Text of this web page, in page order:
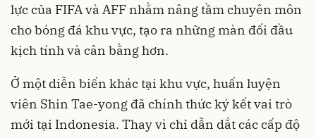
lực của FIFA và AFF nhằm nâng tầm chuyên môn
cho bóng đá khu vực, tạo ra những màn đối đầu
kịch tính và cân bằng hơn.
Ở một diễn biến khác tại khu vực, huấn luyện
viên Shin Tae-yong đã chính thức ký kết vai trò
mới tại Indonesia. Thay vì chỉ dẫn dắt các cấp độ